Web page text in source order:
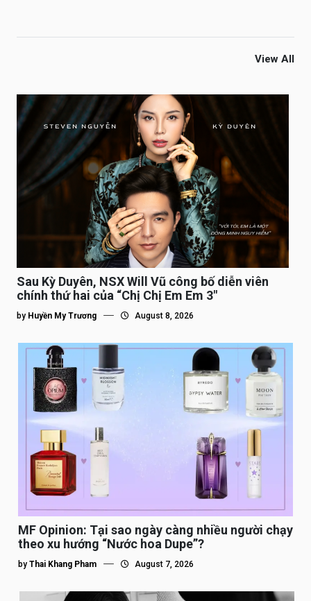
View All
Sau Kỳ Duyên, NSX Will Vũ công bố diễn viên
chính thứ hai của “Chị Chị Em Em 3″
by Huyền My Trương August 8, 2026
MF Opinion: Tại sao ngày càng nhiều người chạy
theo xu hướng “Nước hoa Dupe”?
by Thai Khang Pham August 7, 2026